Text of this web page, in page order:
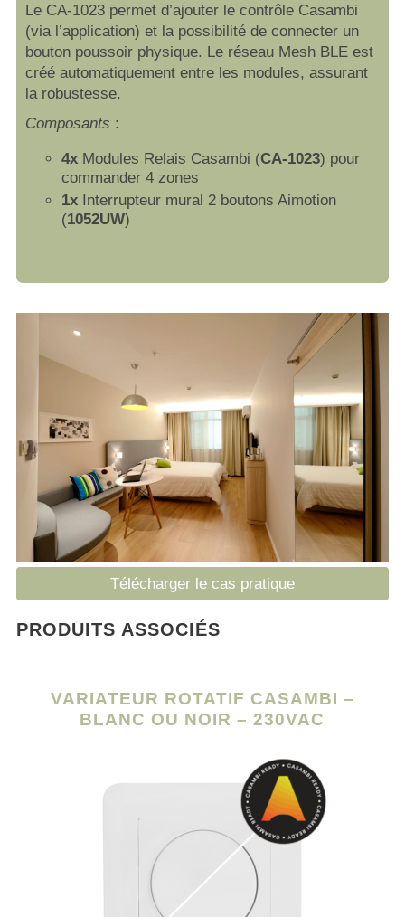
Le CA-1023 permet d’ajouter le contrôle Casambi
(via l’application) et la possibilité de connecter un
bouton poussoir physique. Le réseau Mesh BLE est
créé automatiquement entre les modules, assurant
la robustesse.
Composants :
4xModules Relais Casambi (CA-1023) pour
commander 4 zones
1xInterrupteur mural 2 boutons Aimotion
(1052UW)
Télécharger le cas pratique
PRODUITS ASSOCIÉS
VARIATEUR ROTATIF CASAMBI –
BLANC OU NOIR – 230VAC